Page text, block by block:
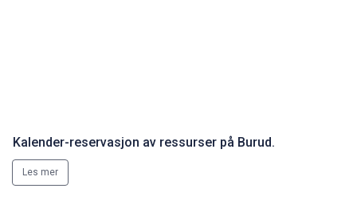
Kalender-reservasjon av ressurser på Burud.
Les mer